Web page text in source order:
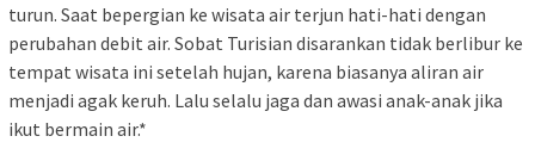
turun. Saat bepergian ke wisata air terjun hati-hati dengan
perubahan debit air. Sobat Turisian disarankan tidak berlibur ke
tempat wisata ini setelah hujan, karena biasanya aliran air
menjadi agak keruh. Lalu selalu jaga dan awasi anak-anak jika
ikut bermain air.*